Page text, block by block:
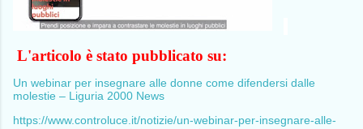
L'articolo è stato pubblicato su:
Un webinar per insegnare alle donne come difendersi dalle
molestie – Liguria 2000 News
https://www.controluce.it/notizie/un-webinar-per-insegnare-alle-